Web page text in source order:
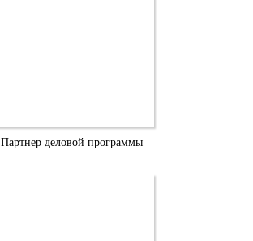
Партнер деловой программы